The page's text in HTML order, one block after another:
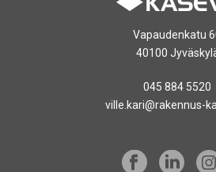
Vapaudenkatu
40100
045 884 5520
ville.kari@rakennus-